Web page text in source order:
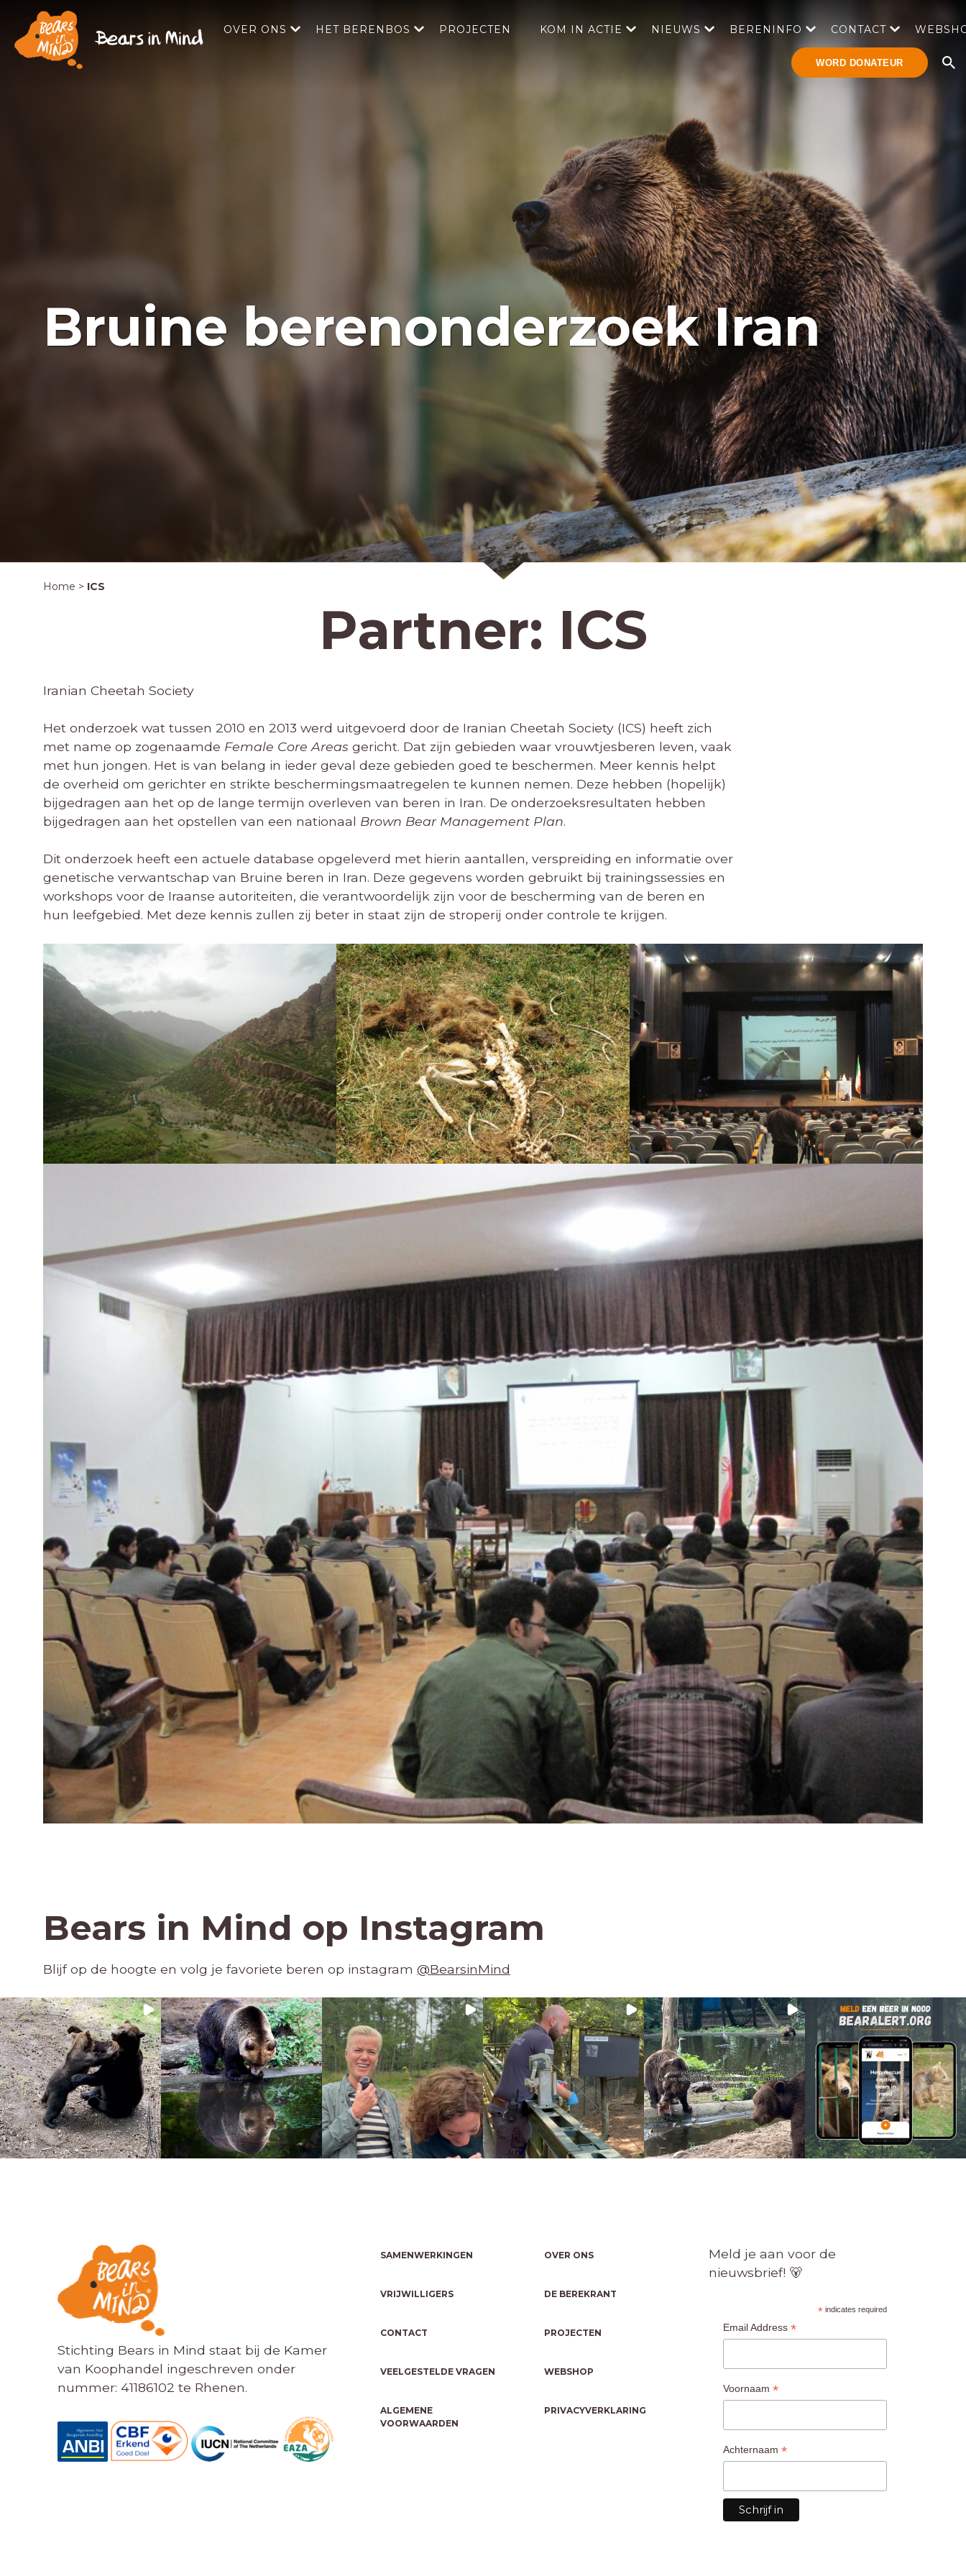
OVER ONS HET BERENBOS PROJECTEN KOM IN ACTIE NIEUWS BERENINFO CONTACT
WORD DONATEUR
Bruine berenonderzoek Iran
Home > ICS
Partner: ICS
Iranian Cheetah Society
Het onderzoek wat tussen 2010 en 2013 werd uitgevoerd door de Iranian Cheetah Society (ICS) heeft zich
met name op zogenaamde Female Core Areas gericht. Dat zijn gebieden waar vrouwtjesberen leven, vaak
met hun jongen. Het is van belang in ieder geval deze gebieden goed te beschermen. Meer kennis helpt
de overheid om gerichter en strikte beschermingsmaatregelen te kunnen nemen. Deze hebben (hopelijk)
bijgedragen aan het op de lange termijn overleven van beren in Iran. De onderzoeksresultaten hebben
bijgedragen aan het opstellen van een nationaal Brown Bear Management Plan.
Dit onderzoek heeft een actuele database opgeleverd met hierin aantallen, verspreiding en informatie over
genetische verwantschap van Bruine beren in Iran. Deze gegevens worden gebruikt bij trainingssessies en
workshops voor de Iraanse autoriteiten, die verantwoordelijk zijn voor de bescherming van de beren en
hun leefgebied. Met deze kennis zullen zij beter in staat zijn de stroperij onder controle te krijgen.
Bears in Mind op Instagram
Blijf op de hoogte en volg je favoriete beren op instagram @BearsinMind
Stichting Bears in Mind staat bij de Kamer
van Koophandel ingeschreven onder
nummer: 41186102 te Rhenen.
SAMENWERKINGEN
VRIJWILLIGERS
CONTACT
VEELGESTELDE VRAGEN
ALGEMENE
VOORWAARDEN
OVER ONS
DE BEREKRANT
PROJECTEN
WEBSHOP
PRIVACYVERKLARING
Meld je aan voor de
nieuwsbrief! 🐻
* indicates required
Email Address *
Voornaam *
Achternaam *